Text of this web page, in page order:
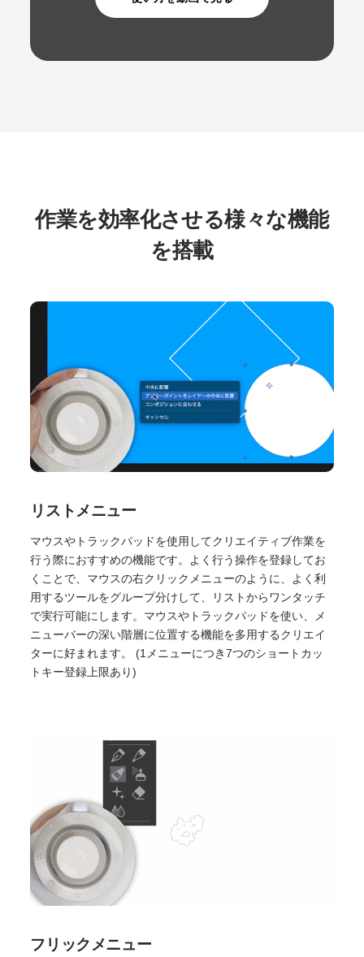
作業を効率化させる様々な機能
を搭載
リストメニュー
マウスやトラックパッドを使用してクリエイティブ作業を
行う際におすすめの機能です。よく行う操作を登録してお
くことで、マウスの右クリックメニューのように、よく利
用するツールをグループ分けして、リストからワンタッチ
で実行可能にします。マウスやトラックパッドを使い、メ
ニューバーの深い階層に位置する機能を多用するクリエイ
ターに好まれます。 (1メニューにつき7つのショートカッ
トキー登録上限あり)
フリックメニュー